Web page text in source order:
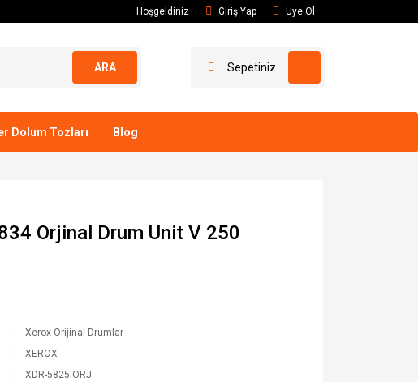
Hoşgeldiniz Giriş Yap Üye Ol
ARA Sepetiniz
Dolum Tozları Blog
Orjinal Drum Unit V 250
Xerox Orijinal Drumlar
XEROX
XDR-5825 ORJ